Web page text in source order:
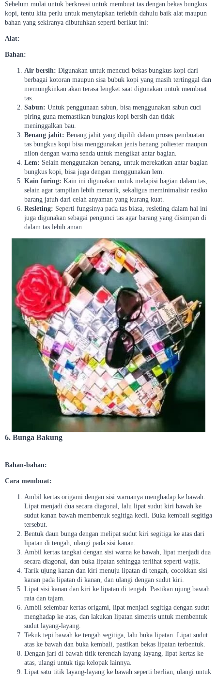
Sebelum mulai untuk berkreasi untuk membuat tas dengan bekas bungkus
kopi, tentu kita perlu untuk menyiapkan terlebih dahulu baik alat maupun
bahan yang sekiranya dibutuhkan seperti berikut ini:
Alat:
Bahan:
Air bersih: Digunakan untuk mencuci bekas bungkus kopi dari
berbagai kotoran maupun sisa bubuk kopi yang masih tertinggal dan
memungkinkan akan terasa lengket saat digunakan untuk membuat
tas.
Sabun: Untuk penggunaan sabun, bisa menggunakan sabun cuci
piring guna memastikan bungkus kopi bersih dan tidak
meninggalkan bau.
Benang jahit: Benang jahit yang dipilih dalam proses pembuatan
tas bungkus kopi bisa menggunakan jenis benang poliester maupun
nilon dengan warna senda untuk mengikat antar bagian.
Lem: Selain menggunakan benang, untuk merekatkan antar bagian
bungkus kopi, bisa juga dengan menggunakan lem.
Kain furing: Kain ini digunakan untuk melapisi bagian dalam tas,
selain agar tampilan lebih menarik, sekaligus meminimalisir resiko
barang jatuh dari celah anyaman yang kurang kuat.
Resleting: Seperti fungsinya pada tas biasa, resleting dalam hal ini
juga digunakan sebagai pengunci tas agar barang yang disimpan di
dalam tas lebih aman.
6. Bunga Bakung
Bahan-bahan:
Cara membuat:
Ambil kertas origami dengan sisi warnanya menghadap ke bawah.
Lipat menjadi dua secara diagonal, lalu lipat sudut kiri bawah ke
sudut kanan bawah membentuk segitiga kecil. Buka kembali segitiga
tersebut.
Bentuk daun bunga dengan melipat sudut kiri segitiga ke atas dari
lipatan di tengah, ulangi pada sisi kanan.
Ambil kertas tangkai dengan sisi warna ke bawah, lipat menjadi dua
secara diagonal, dan buka lipatan sehingga terlihat seperti wajik.
Tarik ujung kanan dan kiri menuju lipatan di tengah, cocokkan sisi
kanan pada lipatan di kanan, dan ulangi dengan sudut kiri.
Lipat sisi kanan dan kiri ke lipatan di tengah. Pastikan ujung bawah
rata dan tajam.
Ambil selembar kertas origami, lipat menjadi segitiga dengan sudut
menghadap ke atas, dan lakukan lipatan simetris untuk membentuk
sudut layang-layang.
Tekuk tepi bawah ke tengah segitiga, lalu buka lipatan. Lipat sudut
atas ke bawah dan buka kembali, pastikan bekas lipatan terbentuk.
Dengan jari di bawah titik terendah layang-layang, lipat kertas ke
atas, ulangi untuk tiga kelopak lainnya.
Lipat satu titik layang-layang ke bawah seperti berlian, ulangi untuk